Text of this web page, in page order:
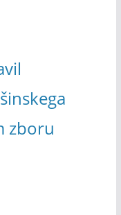
zboru